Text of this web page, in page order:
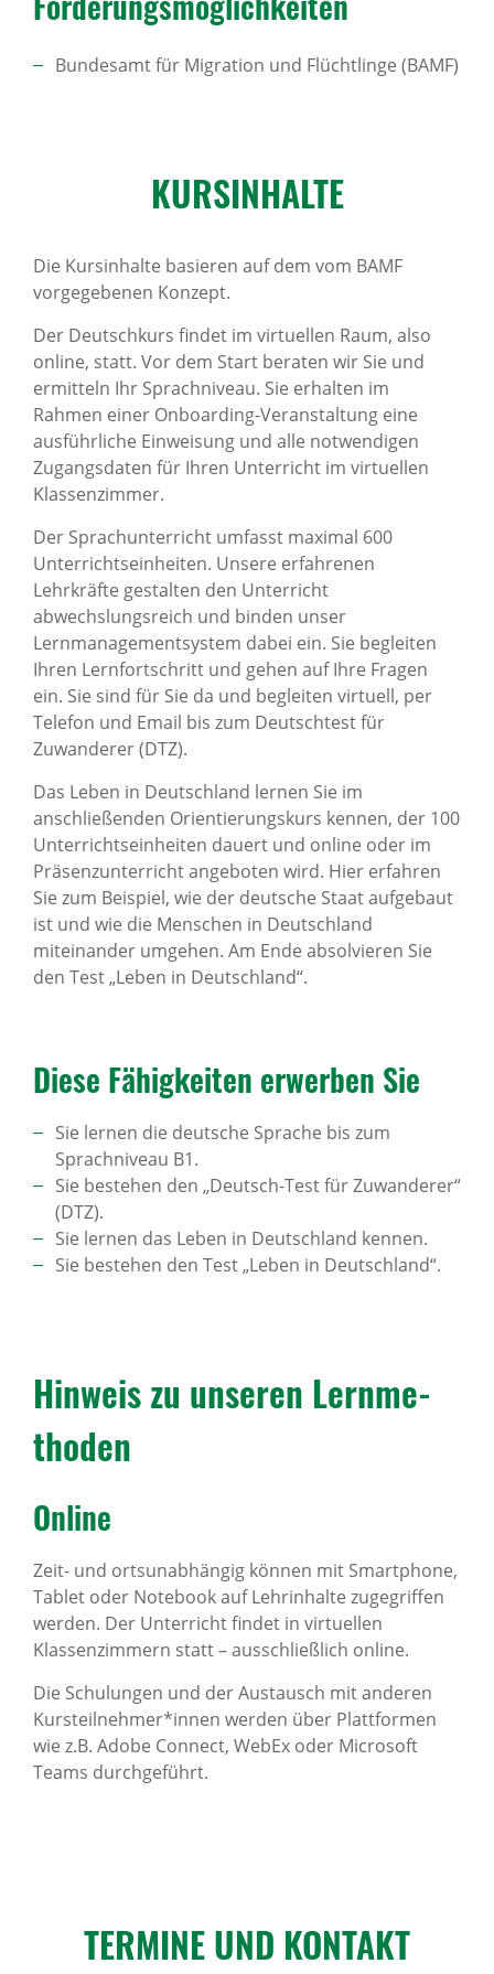
Bundesamt für Migration und Flüchtlinge (BAMF)
KURS­IN­HALTE
Die Kursinhalte basieren auf dem vom BAMF
vorgegebenen Konzept.
Der Deutschkurs findet im virtuellen Raum, also
online, statt. Vor dem Start beraten wir Sie und
ermitteln Ihr Sprachniveau. Sie erhalten im
Rahmen einer Onboarding-Veranstaltung eine
ausführliche Einweisung und alle notwendigen
Zugangsdaten für Ihren Unterricht im virtuellen
Klassenzimmer.
Der Sprachunterricht umfasst maximal 600
Unterrichtseinheiten. Unsere erfahrenen
Lehrkräfte gestalten den Unterricht
abwechslungsreich und binden unser
Lernmanagementsystem dabei ein. Sie begleiten
Ihren Lernfortschritt und gehen auf Ihre Fragen
ein. Sie sind für Sie da und begleiten virtuell, per
Telefon und Email bis zum Deutschtest für
Zuwanderer (DTZ).
Das Leben in Deutschland lernen Sie im
anschließenden Orientierungskurs kennen, der 100
Unterrichtseinheiten dauert und online oder im
Präsenzunterricht angeboten wird. Hier erfahren
Sie zum Beispiel, wie der deutsche Staat aufgebaut
ist und wie die Menschen in Deutschland
miteinander umgehen. Am Ende absolvieren Sie
den Test „Leben in Deutschland“.
Diese Fähig­keiten erwerben Sie
Sie lernen die deutsche Sprache bis zum
Sprachniveau B1.
Sie bestehen den „Deutsch-Test für Zuwanderer“
(DTZ).
Sie lernen das Leben in Deutschland kennen.
Sie bestehen den Test „Leben in Deutschland“.
Hinweis zu unseren Lern­me­
thoden
Online
Zeit- und ortsunabhängig können mit Smartphone,
Tablet oder Notebook auf Lehrinhalte zugegriffen
werden. Der Unterricht findet in virtuellen
Klassenzimmern statt – ausschließlich online.
Die Schulungen und der Austausch mit anderen
Kursteilnehmer*innen werden über Plattformen
wie z.B. Adobe Connect, WebEx oder Microsoft
Teams durchgeführt.
TERMINE UND KONTAKT